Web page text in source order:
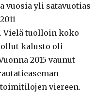
vuosia yli satavuotias
Vielä tuolloin koko
kalusto oli
2015 vaunut
viereen.